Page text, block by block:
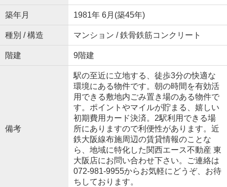
築年月 1981年 6月(築45年)
種別 / 構造 マンション / 鉄骨鉄筋コンクリート
階建 9階建
備考
駅の至近に立地する、徒歩3分の快適な
環境にある物件です。朝の時間を有効活
用できる敷地内ごみ置き場のある物件で
す。ポイントやマイルが貯まる、嬉しい
初期費用カード決済。2駅利用できる場
所にありますので利便性があります。近
鉄大阪線布施周辺の賃貸情報のことな
ら、地域に特化した関西エース不動産 東
大阪店にお問い合わせ下さい。ご連絡は
072-981-9955からお気軽にどうぞ、お待
ちしております。